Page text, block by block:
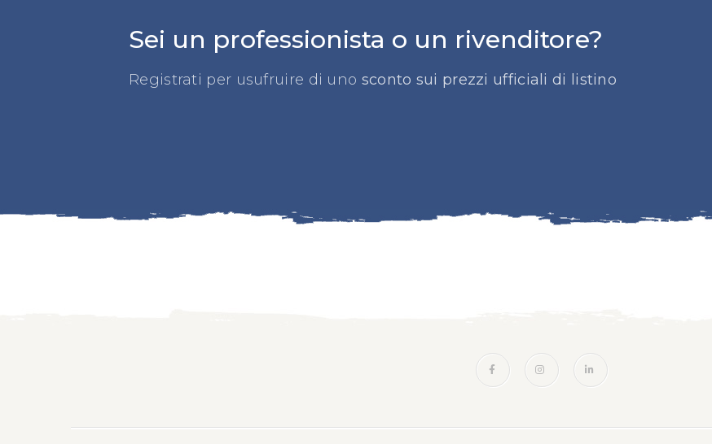
Sei un professionista o un rivenditore?
Registrati per usufruire di uno sconto sui prezzi ufficiali di listino